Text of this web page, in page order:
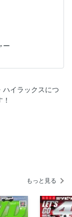
ー
ア
ン
ハイラックスにつ
もっと見る